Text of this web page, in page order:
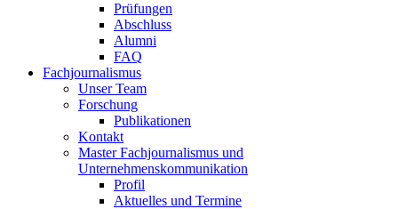
Prüfungen
Abschluss
Alumni
FAQ
Fachjournalismus
Unser Team
Forschung
Publikationen
Kontakt
Master Fachjournalismus und
Unternehmenskommunikation
Profil
Aktuelles und Termine